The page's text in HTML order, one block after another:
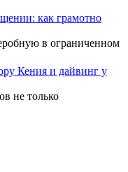
как грамотно
в ограниченном
Кения и дайвинг у
не только